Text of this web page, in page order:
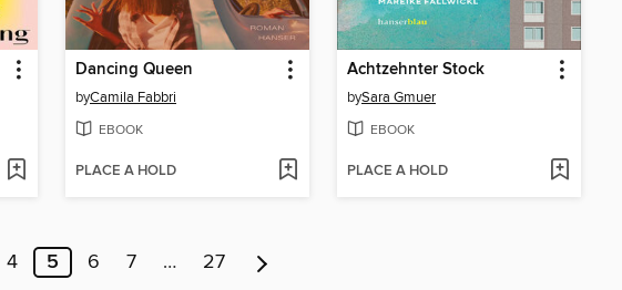
Dancing Queen
byCamila Fabbri
EBOOK
PLACE A HOLD
Achtzehnter Stock
bySara Gmuer
EBOOK
PLACE A HOLD
4 5 6 7 … 27